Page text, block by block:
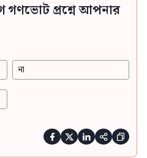
গণভোট প্রশ্নে আপনার
না
    